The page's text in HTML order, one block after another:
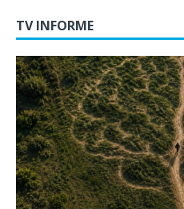
TV INFORME